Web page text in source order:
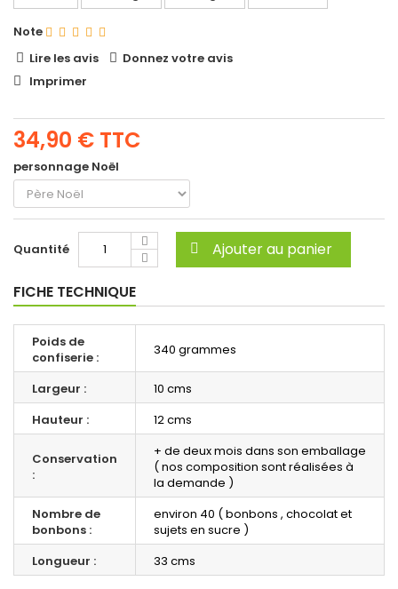
Note
Lire les avis
Donnez votre avis
Imprimer
34,90 € TTC
personnage Noël
Quantité Ajouter au panier
FICHE TECHNIQUE
Poids de
confiserie :
340 grammes
Largeur :
10 cms
Hauteur :
12 cms
Conservation
:
+ de deux mois dans son emballage
( nos composition sont réalisées à
la demande )
Nombre de
bonbons :
environ 40 ( bonbons , chocolat et
sujets en sucre )
Longueur :
33 cms